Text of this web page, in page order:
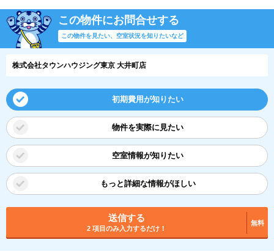
この物件にお問合せする
この物件を見たい、空室状況を知りたいなど
株式会社タウンハウジング東京 大井町店
初期費用が知りたい
物件を実際に見たい
空室情報が知りたい
もっと詳細な情報がほしい
送信する
2 項目のみ入力するだけ！
無料